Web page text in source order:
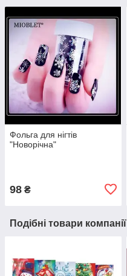
Фольга для нігтів
"Новорічна"
98 ₴
Подібні товари компанії